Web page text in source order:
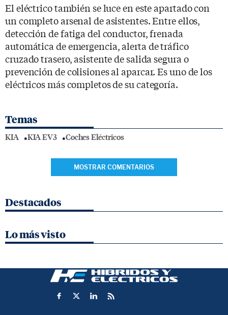
El eléctrico también se luce en este apartado con
un completo arsenal de asistentes. Entre ellos,
detección de fatiga del conductor, frenada
automática de emergencia, alerta de tráfico
cruzado trasero, asistente de salida segura o
prevención de colisiones al aparcar. Es uno de los
eléctricos más completos de su categoría.
Temas
KIA KIA EV3 Coches Eléctricos
MOSTRAR COMENTARIOS
Destacados
Lo más visto